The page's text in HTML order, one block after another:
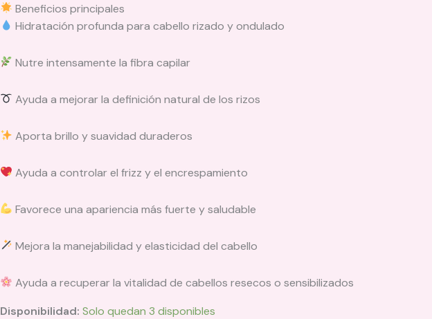
Beneficios principales
Hidratación profunda para cabello rizado y ondulado
Nutre intensamente la fibra capilar
Ayuda a mejorar la definición natural de los rizos
Aporta brillo y suavidad duraderos
Ayuda a controlar el frizz y el encrespamiento
Favorece una apariencia más fuerte y saludable
Mejora la manejabilidad y elasticidad del cabello
Ayuda a recuperar la vitalidad de cabellos resecos o sensibilizados
Disponibilidad: Solo quedan 3 disponibles